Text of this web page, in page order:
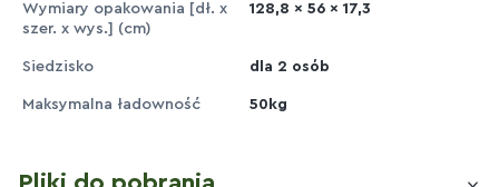
Wymiary opakowania [dł. x
szer. x wys.] (cm)
128,8 x 56 x 17,3
Siedzisko dla 2 osób
Maksymalna ładowność 50kg